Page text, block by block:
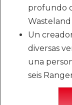
profundo
Un
diversas
una
seis